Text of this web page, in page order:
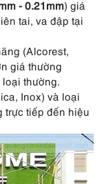
- 0.21mm) giá
tai, va đập tại
(Alcorest,
giá thường
thường.
Inox) và loại
trực tiếp đến hiệu